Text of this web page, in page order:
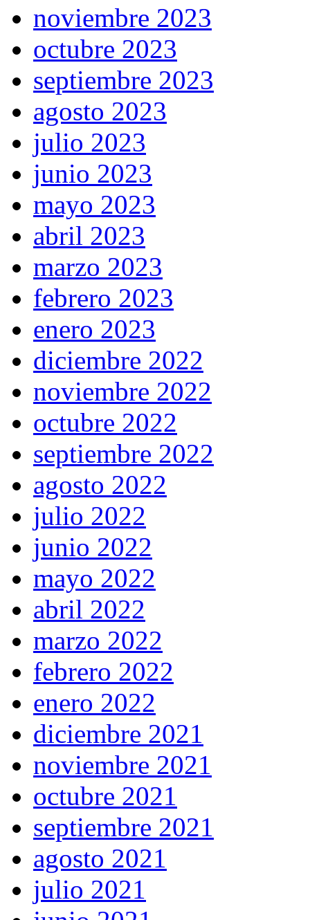
noviembre 2023
octubre 2023
septiembre 2023
agosto 2023
julio 2023
junio 2023
mayo 2023
abril 2023
marzo 2023
febrero 2023
enero 2023
diciembre 2022
noviembre 2022
octubre 2022
septiembre 2022
agosto 2022
julio 2022
junio 2022
mayo 2022
abril 2022
marzo 2022
febrero 2022
enero 2022
diciembre 2021
noviembre 2021
octubre 2021
septiembre 2021
agosto 2021
julio 2021